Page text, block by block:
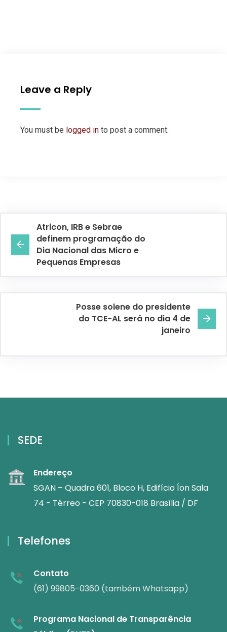
Leave a Reply
You must be logged in to post a comment.
Atricon, IRB e Sebrae
definem programação do
Dia Nacional das Micro e
Pequenas Empresas
Posse solene do presidente
do TCE-AL será no dia 4 de
janeiro
SEDE
Endereço
SGAN – Quadra 601, Bloco H, Edifício Íon Sala
74 - Térreo - CEP 70830-018 Brasília / DF
Telefones
Contato
(61) 99805-0360 (também Whatsapp)
Programa Nacional de Transparência